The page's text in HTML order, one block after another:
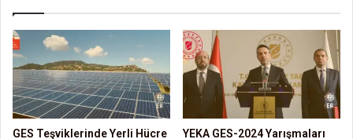
GES Teşviklerinde Yerli Hücre
YEKA GES-2024 Yarışmaları